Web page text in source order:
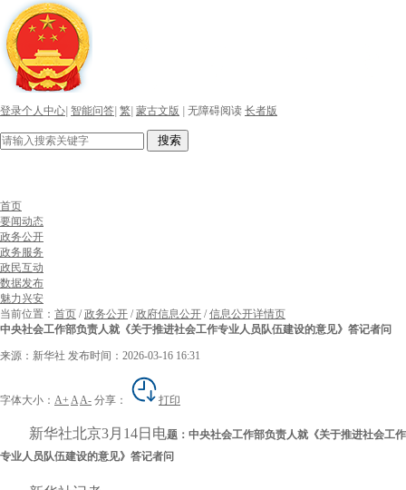
登录个人中心 智能问答 繁 蒙古文版 无障碍阅读 长者版
搜索
首页
要闻动态
政务公开
政务服务
政民互动
数据发布
魅力兴安
当前位置： 首页 /政务公开 /政府信息公开 /信息公开详情页
中央社会工作部负责人就《关于推进社会工作专业人员队伍建设的意见》答记者问
来源：新华社 发布时间：2026-03-16 16:31
字体大小： A+ AA- 分享： 打印
新华社北京3月14日电题：中央社会工作部负责人就《关于推进社会工作
专业人员队伍建设的意见》答记者问